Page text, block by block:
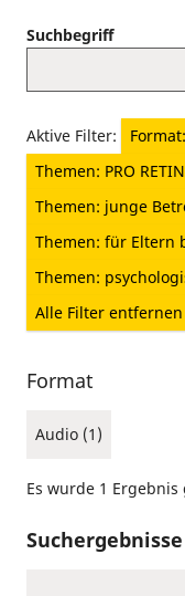
Suchbegriff
Aktive Filter:
Themen: PRO
Themen: junge
Themen: für Eltern
Themen:
Alle Filter entfernen
Format
Audio (1)
Es wurde 1
Suchergebnisse